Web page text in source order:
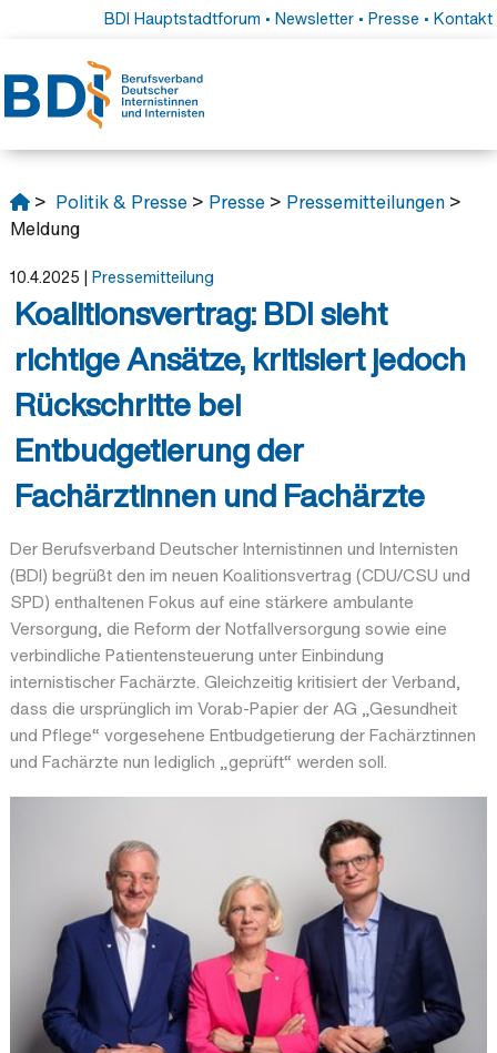
BDI Hauptstadtforum • Newsletter• Presse • Kontakt
> Politik & Presse> Presse> Pressemitteilungen>
Meldung
10.4.2025 | Pressemitteilung
Koalitionsvertrag: BDI sieht
richtige Ansätze, kritisiert jedoch
Rückschritte bei
Entbudgetierung der
Fachärztinnen und Fachärzte
Der Berufsverband Deutscher Internistinnen und Internisten
(BDI) begrüßt den im neuen Koalitionsvertrag (CDU/CSU und
SPD) enthaltenen Fokus auf eine stärkere ambulante
Versorgung, die Reform der Notfallversorgung sowie eine
verbindliche Patientensteuerung unter Einbindung
internistischer Fachärzte. Gleichzeitig kritisiert der Verband,
dass die ursprünglich im Vorab-Papier der AG „Gesundheit
und Pflege“ vorgesehene Entbudgetierung der Fachärztinnen
und Fachärzte nun lediglich „geprüft“ werden soll.